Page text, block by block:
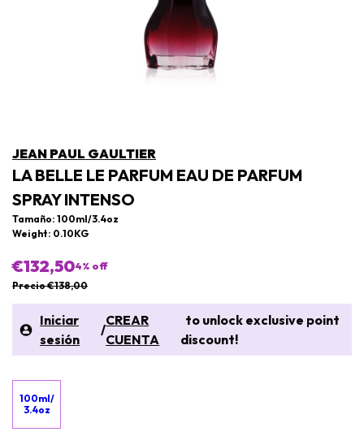
JEAN PAUL GAULTIER
LA BELLE LE PARFUM EAU DE PARFUM
SPRAY INTENSO
Tamaño: 100ml/3.4oz
Weight: 0.10KG
€132,504% off
Precio €138,00
Iniciar
sesión
/
CREAR
CUENTA
to unlock exclusive point
discount!
100ml/
3.4oz